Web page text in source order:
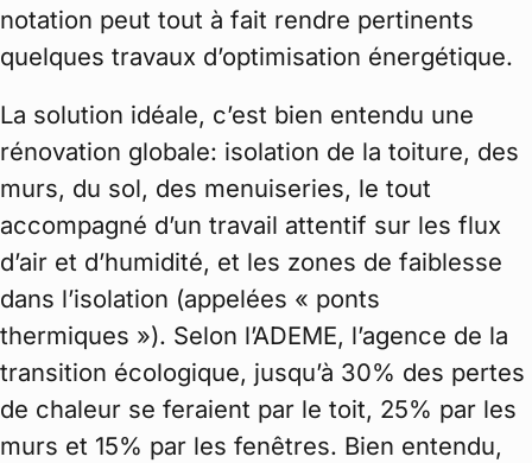
notation peut tout à fait rendre pertinents
quelques travaux d’optimisation énergétique.
La solution idéale, c’est bien entendu une
rénovation globale: isolation de la toiture, des
murs, du sol, des menuiseries, le tout
accompagné d’un travail attentif sur les flux
d’air et d’humidité, et les zones de faiblesse
dans l’isolation (appelées « ponts
thermiques »). Selon l’ADEME, l’agence de la
transition écologique, jusqu’à 30% des pertes
de chaleur se feraient par le toit, 25% par les
murs et 15% par les fenêtres. Bien entendu,